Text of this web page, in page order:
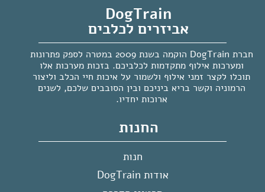
DogTrain
אביזרים לכלבים
חברת DogTrain הוקמה בשנת 2009 במטרה לספק פתרונות
ומערכות אילוף מתקדמות לכלביכם. בזכות מערכות אלו
תוכלו לקצר זמני אילוף ולשמור על איכות חיי הכלב וליצור
הרמוניה וקשר בריא ביניכם ובין הסובבים שלכם, לשנים
ארוכות יחדיו.
החנות
חנות
אודות DogTrain